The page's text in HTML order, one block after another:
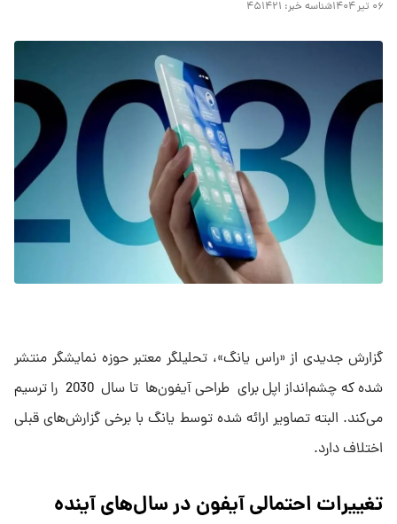
۰۶ تیر ۱۴۰۴ شناسه خبر: ۴۵۱۴۲۱
گزارش جدیدی از «راس یانگ»، تحلیلگر معتبر حوزه نمایشگر منتشر
شده که چشم‌انداز اپل برای طراحی آیفون‌ها تا سال 2030 را ترسیم
می‌کند. البته تصاویر ارائه شده توسط یانگ با برخی گزارش‌های قبلی
اختلاف دارد.
تغییرات احتمالی آیفون در سال‌های آینده